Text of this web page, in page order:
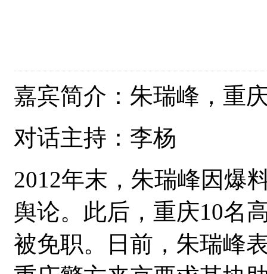
嘉宾简介：朱瑞峰，重
对话主持：李杨
2012年末，朱瑞峰因爆
舆论。此后，重庆10名
被免职。日前，朱瑞峰